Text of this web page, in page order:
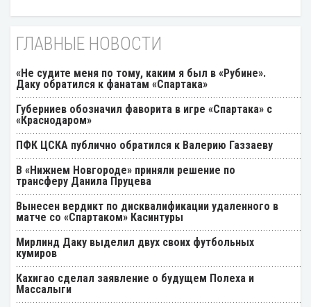
ГЛАВНЫЕ НОВОСТИ
«Не судите меня по тому, каким я был в «Рубине».
Даку обратился к фанатам «Спартака»
Губерниев обозначил фаворита в игре «Спартака» с
«Краснодаром»
ПФК ЦСКА публично обратился к Валерию Газзаеву
В «Нижнем Новгороде» приняли решение по
трансферу Данила Пруцева
Вынесен вердикт по дисквалификации удаленного в
матче со «Спартаком» Касинтуры
Мирлинд Даку выделил двух своих футбольных
кумиров
Кахигао сделал заявление о будущем Полеха и
Массалыги